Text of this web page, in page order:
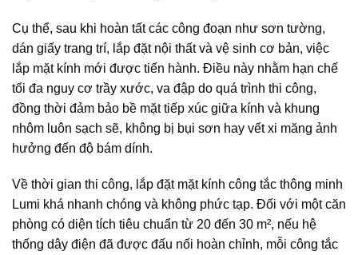
Cụ thể, sau khi hoàn tất các công đoạn như sơn tường,
dán giấy trang trí, lắp đặt nội thất và vệ sinh cơ bản, việc
lắp mặt kính mới được tiến hành. Điều này nhằm hạn chế
tối đa nguy cơ trầy xước, va đập do quá trình thi công,
đồng thời đảm bảo bề mặt tiếp xúc giữa kính và khung
nhôm luôn sạch sẽ, không bị bụi sơn hay vết xi măng ảnh
hưởng đến độ bám dính.
Về thời gian thi công, lắp đặt mặt kính công tắc thông minh
Lumi khá nhanh chóng và không phức tạp. Đối với một căn
phòng có diện tích tiêu chuẩn từ 20 đến 30 m², nếu hệ
thống dây điện đã được đấu nối hoàn chỉnh, mỗi công tắc